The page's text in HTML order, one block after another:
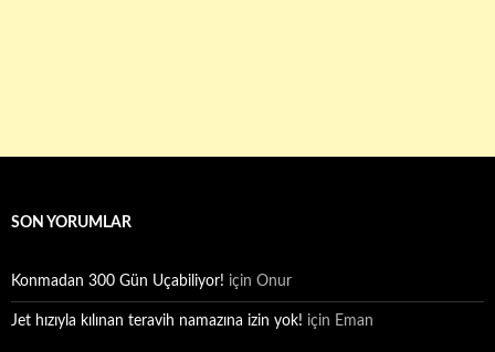
SON YORUMLAR
Konmadan 300 Gün Uçabiliyor! için Onur
Jet hızıyla kılınan teravih namazına izin yok! için Eman